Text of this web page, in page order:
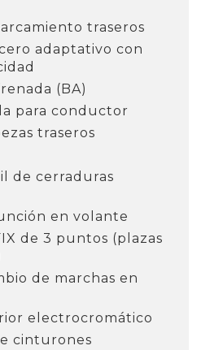
traseros
adaptativo con
(BA)
para conductor
traseros
de cerraduras
en volante
de 3 puntos (plazas
de marchas en
electrocromático
cinturones